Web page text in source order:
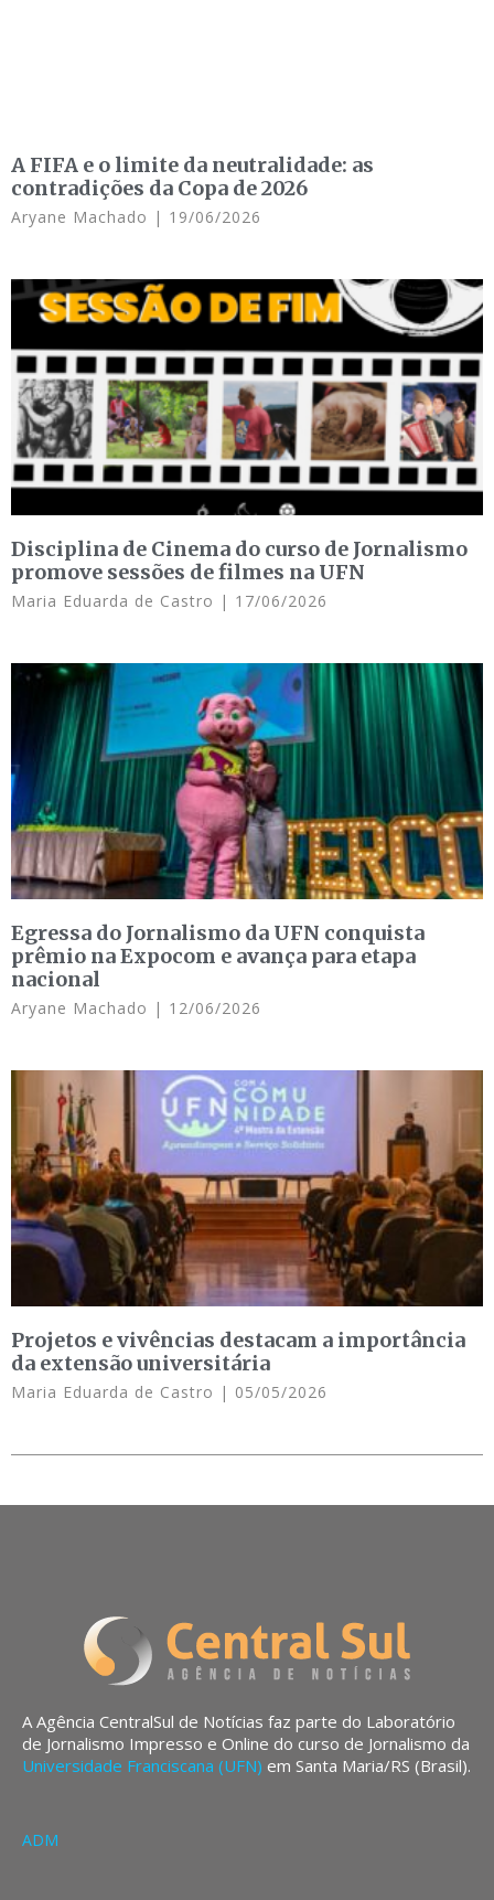
A FIFA e o limite da neutralidade: as
contradições da Copa de 2026
Aryane Machado 19/06/2026
Disciplina de Cinema do curso de Jornalismo
promove sessões de filmes na UFN
Maria Eduarda de Castro 17/06/2026
Egressa do Jornalismo da UFN conquista
prêmio na Expocom e avança para etapa
nacional
Aryane Machado 12/06/2026
Projetos e vivências destacam a importância
da extensão universitária
Maria Eduarda de Castro 05/05/2026
A Agência CentralSul de Notícias faz parte do Laboratório
de Jornalismo Impresso e Online do curso de Jornalismo da
Universidade Franciscana (UFN) em Santa Maria/RS (Brasil).
ADM